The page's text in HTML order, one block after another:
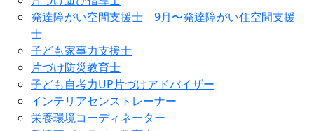
発達障がい空間支援士 9月〜発達障がい住空間支援
士
子ども家事力支援士
片づけ防災教育士
子ども自考力UP片づけアドバイザー
インテリアセンストレーナー
栄養環境コーディネーター